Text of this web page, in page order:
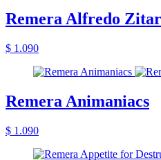
Remera Alfredo
$ 1.090
Remera Animaniacs
$ 1.090